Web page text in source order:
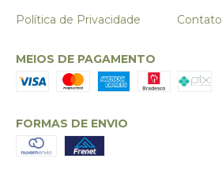
Política de Privacidade Contato
MEIOS DE PAGAMENTO
FORMAS DE ENVIO